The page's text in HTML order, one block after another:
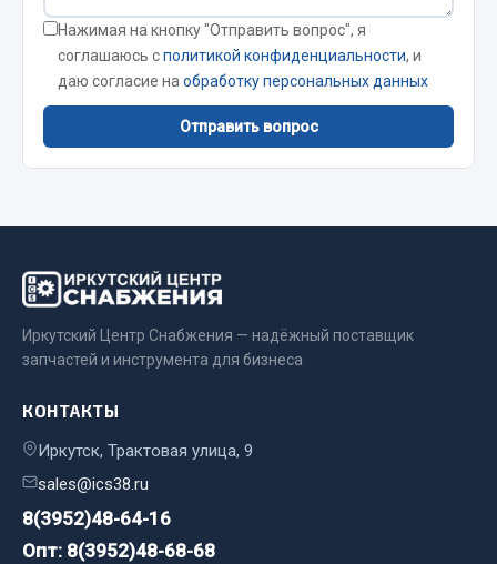
CUMMINS HAFFEN
Весь раздел
Весь раздел
Стяжки, тросы, канаты
Стяжки
Тросы
Весь раздел
Нажимая на кнопку "Отправить вопрос", я
соглашаюсь сполитикой конфиденциальности, и
даю согласие на обработку персональных данных
Отправить вопрос
Иркутский Центр Снабжения — надёжный поставщик
запчастей и инструмента для бизнеса
КОНТАКТЫ
Иркутск, Трактовая улица, 9
sales@ics38.ru
8(3952)48-64-16
Опт: 8(3952)48-68-68